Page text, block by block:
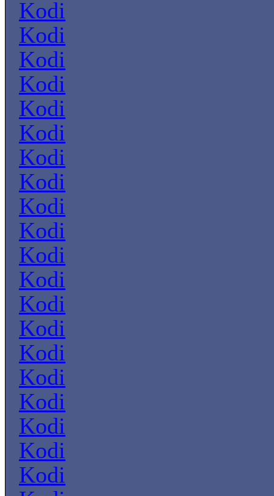
Kodi
Kodi
Kodi
Kodi
Kodi
Kodi
Kodi
Kodi
Kodi
Kodi
Kodi
Kodi
Kodi
Kodi
Kodi
Kodi
Kodi
Kodi
Kodi
Kodi